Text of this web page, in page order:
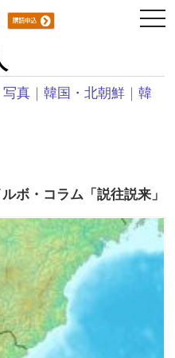
写真 ｜韓国・北朝鮮 ｜韓
ボ・コラム「説往説来」